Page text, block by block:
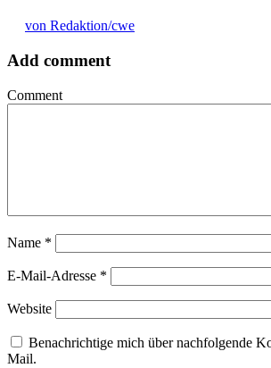
von Redaktion/cwe
Add comment
Comment
Name *
E-Mail-Adresse *
Website
Benachrichtige mich über nachfolgende
Mail.